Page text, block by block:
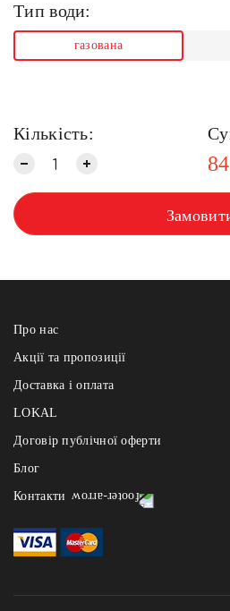
Тип води:
газована
Кількість:
84
Про нас
Акції та пропозиції
Доставка і оплата
LOKAL
Договір публічної оферти
Блог
Контакти
- на Узвозі: +38 (067) 121 84 91,
- на Арсенальній: +38 (067) 121 84
- на Славутичі: +38 (067) 121 84 91,